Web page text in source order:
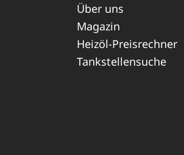
Über uns
Magazin
Heizöl-Preisrechner
Tankstellensuche